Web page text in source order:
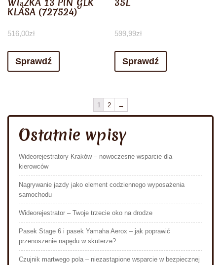
KLASA (727524)
516,00zł
Sprawdź
599,99zł
Sprawdź
1 2 →
Ostatnie wpisy
Wideorejestratory Kraków – nowoczesne wsparcie dla
kierowców
Nagrywanie jazdy jako element codziennego wyposażenia
samochodu
Wideorejestrator – Twoje trzecie oko na drodze
Pasek Stage 6 i pasek Yamaha Aerox – jak poprawić
przenoszenie napędu w skuterze?
Czujnik martwego pola – niezastąpione wsparcie w bezpiecznej